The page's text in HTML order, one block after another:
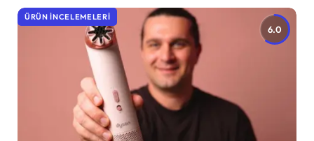
6.0
ÜRÜN İNCELEMELERI